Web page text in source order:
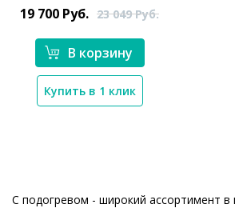
19 700 Руб. 23 049Руб.
В корзину
Купить в 1 клик
С подогревом - широкий ассортимент в